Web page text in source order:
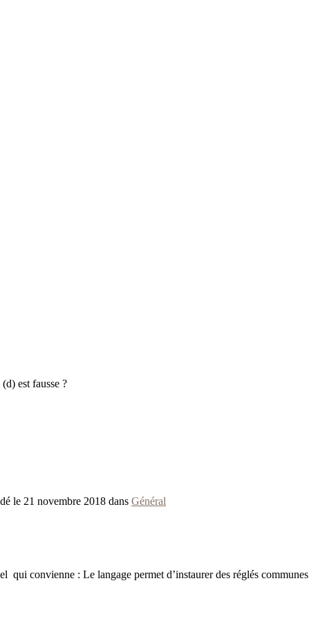
est fausse ?
le 21 novembre 2018 dans Général
qui convienne : Le langage permet d’instaurer des réglés communes